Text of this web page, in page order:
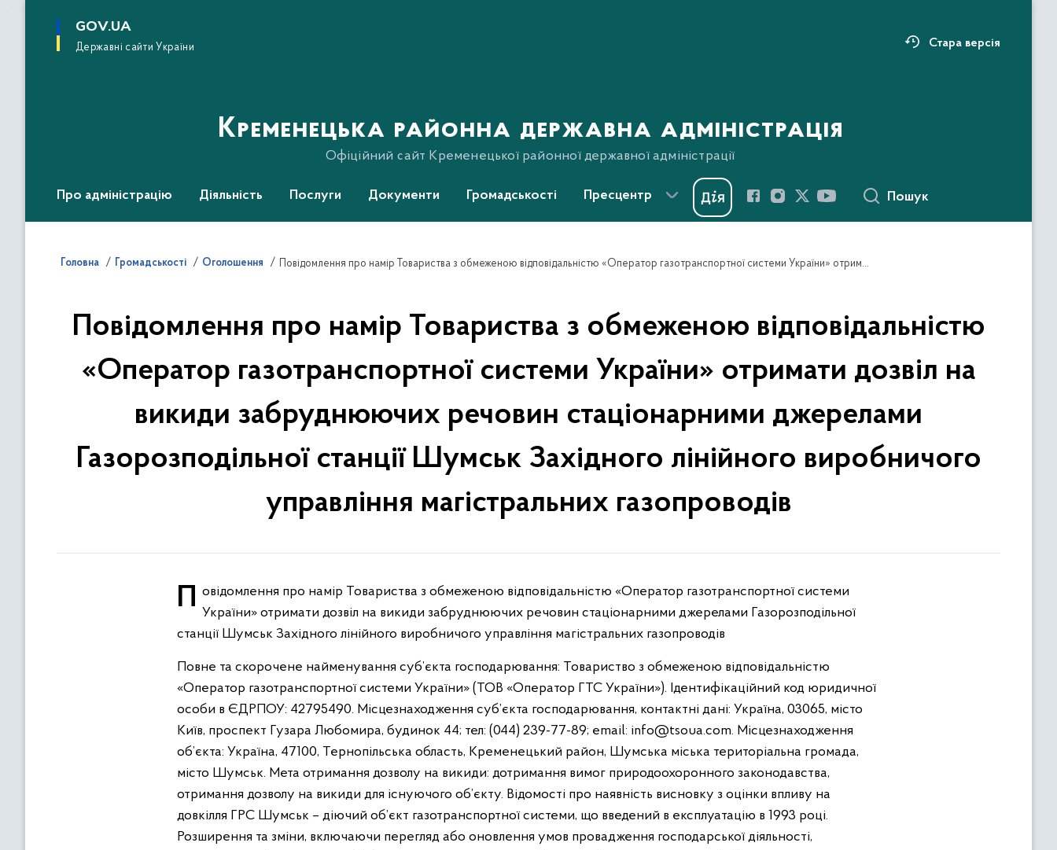
основного
GOV.UA
Державні сайти України Стара версія
Кременецька районна державна адміністрація
Офіційний сайт Кременецької районної державної адміністрації
Про адміністрацію Діяльність Послуги Документи Громадськості Пресцентр Пошук
Головна Громадськості Оголошення Повідомлення про намір Товариства з обмеженою відповідальністю «Оператор газотранспортної системи України» отримати дозвіл на викиди забруднюючих речовин стаціонарними джерелами Газорозподільної станції Шумськ Західного лінійного виробничого управління магістральних газопроводів
Повідомлення про намір Товариства з обмеженою відповідальністю
«Оператор газотранспортної системи України» отримати дозвіл на
викиди забруднюючих речовин стаціонарними джерелами
Газорозподільної станції Шумськ Західного лінійного виробничого
управління магістральних газопроводів
Повідомлення про намір Товариства з обмеженою відповідальністю «Оператор газотранспортної системи України» отримати дозвіл на викиди забруднюючих речовин стаціонарними джерелами Газорозподільної
станції Шумськ Західного лінійного виробничого управління магістральних газопроводів
Повне та скорочене найменування суб’єкта господарювання: Товариство з обмеженою відповідальністю
«Оператор газотранспортної системи України» (ТОВ «Оператор ГТС України»). Ідентифікаційний код юридичної
особи в ЄДРПОУ: 42795490. Місцезнаходження суб’єкта господарювання, контактні дані: Україна, 03065, місто
Київ, проспект Гузара Любомира, будинок 44; тел: (044) 239-77-89; email: info@tsoua.com. Місцезнаходження
об’єкта: Україна, 47100, Тернопільська область, Кременецький район, Шумська міська територіальна громада,
місто Шумськ. Мета отримання дозволу на викиди: дотримання вимог природоохоронного законодавства,
отримання дозволу на викиди для існуючого об’єкту. Відомості про наявність висновку з оцінки впливу на
довкілля ГРС Шумськ – діючий об’єкт газотранспортної системи, що введений в експлуатацію в 1993 році.
Розширення та зміни, включаючи перегляд або оновлення умов провадження господарської діяльності,